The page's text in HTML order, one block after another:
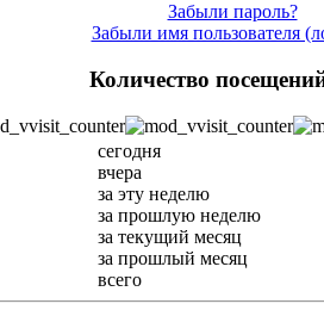
Забыли пароль?
Забыли имя пользователя
Количество
сегодня
вчера
за эту неделю
за прошлую неделю
за текущий месяц
за прошлый месяц
всего